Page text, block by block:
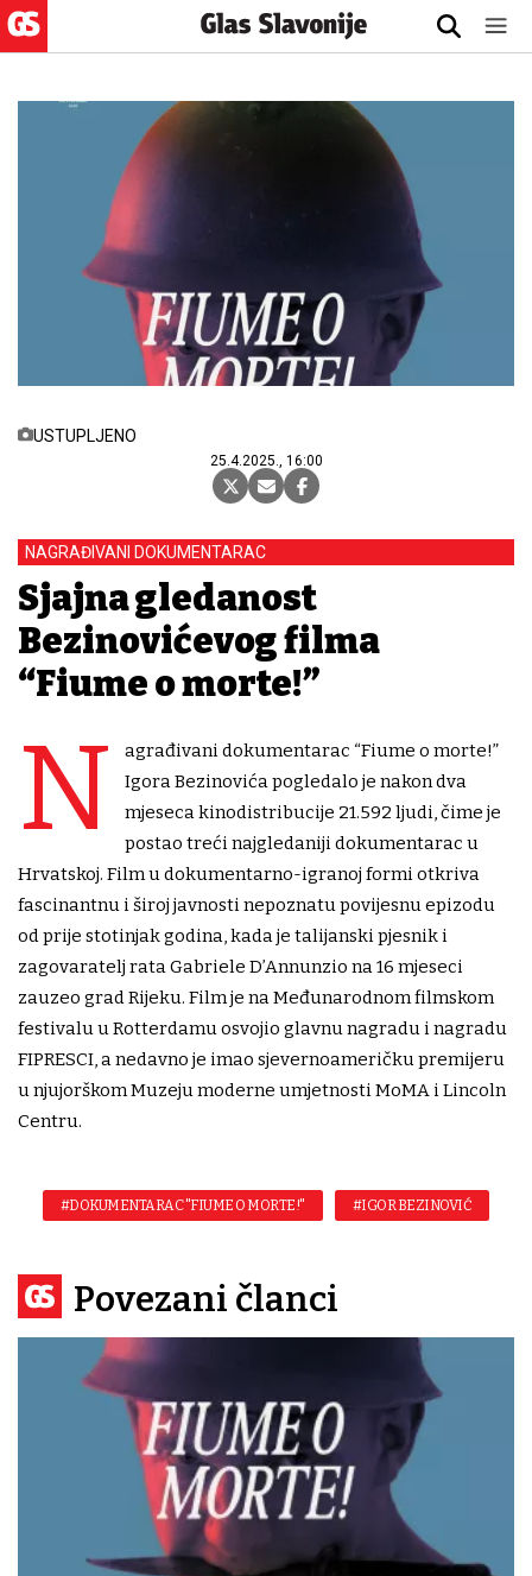
USTUPLJENO
25.4.2025., 16:00
NAGRAĐIVANI DOKUMENTARAC
Sjajna gledanost
Bezinovićevog filma
“Fiume o morte!”
N
agrađivani dokumentarac “Fiume o morte!”
Igora Bezinovića pogledalo je nakon dva
mjeseca kinodistribucije 21.592 ljudi, čime je
postao treći najgledaniji dokumentarac u
Hrvatskoj. Film u dokumentarno-igranoj formi otkriva
fascinantnu i široj javnosti nepoznatu povijesnu epizodu
od prije stotinjak godina, kada je talijanski pjesnik i
zagovaratelj rata Gabriele D’Annunzio na 16 mjeseci
zauzeo grad Rijeku. Film je na Međunarodnom filmskom
festivalu u Rotterdamu osvojio glavnu nagradu i nagradu
FIPRESCI, a nedavno je imao sjevernoameričku premijeru
u njujorškom Muzeju moderne umjetnosti MoMA i Lincoln
Centru.
#DOKUMENTARAC "FIUME O MORTE!" #IGOR BEZINOVIĆ
Povezani članci